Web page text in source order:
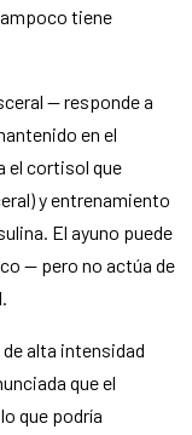
tiene
— responde a
en el
el cortisol que
y entrenamiento
El ayuno puede
— pero no actúa de
alta intensidad
que el
que podría